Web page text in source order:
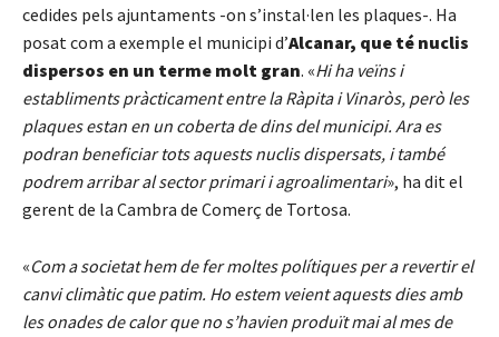
cedides pels ajuntaments -on s’instal·len les plaques-. Ha
posat com a exemple el municipi d’Alcanar, que té nuclis
dispersos en un terme molt gran. «Hi ha veïns i
establiments pràcticament entre la Ràpita i Vinaròs, però les
plaques estan en un coberta de dins del municipi. Ara es
podran beneficiar tots aquests nuclis dispersats, i també
podrem arribar al sector primari i agroalimentari», ha dit el
gerent de la Cambra de Comerç de Tortosa.
«Com a societat hem de fer moltes polítiques per a revertir el
canvi climàtic que patim. Ho estem veient aquests dies amb
les onades de calor que no s’havien produït mai al mes de